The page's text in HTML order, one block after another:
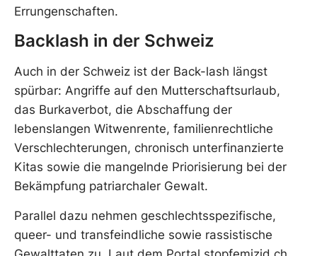
Errungenschaften.
Backlash in der Schweiz
Auch in der Schweiz ist der Back-lash längst
spürbar: Angriffe auf den Mutterschaftsurlaub,
das Burkaverbot, die Abschaffung der
lebenslangen Witwenrente, familienrechtliche
Verschlechterungen, chronisch unterfinanzierte
Kitas sowie die mangelnde Priorisierung bei der
Bekämpfung patriarchaler Gewalt.
Parallel dazu nehmen geschlechtsspezifische,
queer- und transfeindliche sowie rassistische